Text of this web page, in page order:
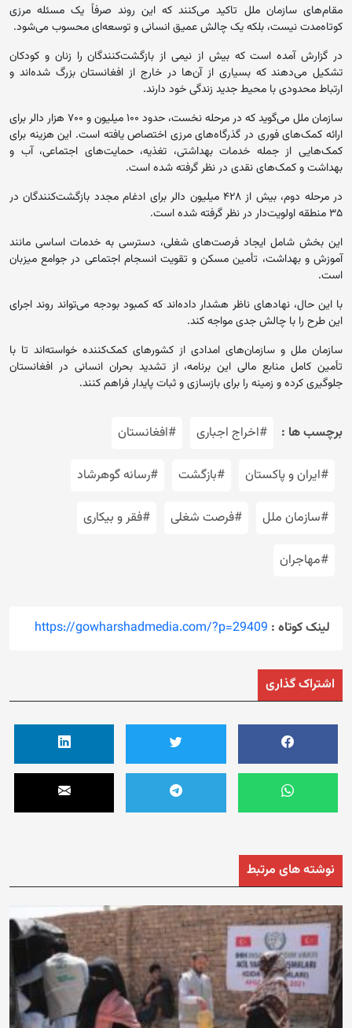
مقام‌های سازمان ملل تاکید می‌کنند که این روند صرفاً یک مسئله مرزی
کوتاه‌مدت نیست، بلکه یک چالش عمیق انسانی و توسعه‌ای محسوب می‌شود.
در گزارش آمده است که بیش از نیمی از بازگشت‌کنندگان را زنان و کودکان
تشکیل می‌دهند که بسیاری از آن‌ها در خارج از افغانستان بزرگ شده‌اند و
ارتباط محدودی با محیط جدید زندگی خود دارند.
سازمان ملل می‌گوید که در مرحله نخست، حدود ۱۰۰ میلیون و ۷۰۰ هزار دالر برای
ارائه کمک‌های فوری در گذرگاه‌های مرزی اختصاص یافته است. این هزینه برای
کمک‌هایی از جمله خدمات بهداشتی، تغذیه، حمایت‌های اجتماعی، آب و
بهداشت و کمک‌های نقدی در نظر گرفته شده است.
در مرحله دوم، بیش از ۴۲۸ میلیون دالر برای ادغام مجدد بازگشت‌کنندگان در
۳۵ منطقه اولویت‌دار در نظر گرفته شده است.
این بخش شامل ایجاد فرصت‌های شغلی، دسترسی به خدمات اساسی مانند
آموزش و بهداشت، تأمین مسکن و تقویت انسجام اجتماعی در جوامع میزبان
است.
با این حال، نهادهای ناظر هشدار داده‌اند که کمبود بودجه می‌تواند روند اجرای
این طرح را با چالش جدی مواجه کند.
سازمان ملل و سازمان‌های امدادی از کشورهای کمک‌کننده خواسته‌اند تا با
تأمین کامل منابع مالی این برنامه، از تشدید بحران انسانی در افغانستان
جلوگیری کرده و زمینه را برای بازسازی و ثبات پایدار فراهم کنند.
برچسب ها : #اخراج اجباری #افغانستان
#ایران و پاکستان #بازگشت #رسانه گوهرشاد
#سازمان ملل #فرصت شغلی #فقر و بیکاری
#مهاجران
لینک کوتاه : https://gowharshadmedia.com/?p=29409
اشتراک گذاری
نوشته های مرتبط